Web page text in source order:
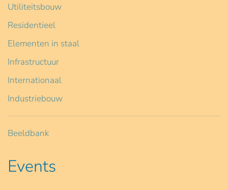
Utiliteitsbouw
Residentieel
Elementen in staal
Infrastructuur
Internationaal
Industriebouw
Beeldbank
Events